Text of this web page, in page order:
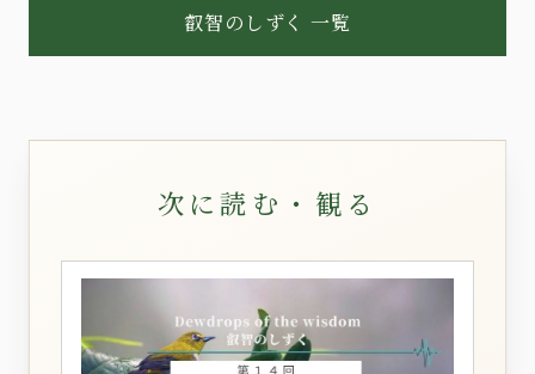
叡智のしずく 一覧
次に読む・観る